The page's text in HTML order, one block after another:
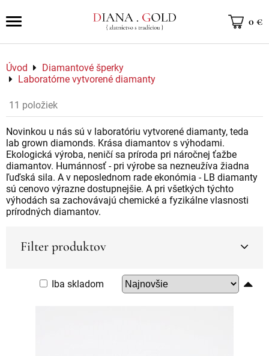
0 €
Úvod
Diamantové šperky
Laboratórne vytvorené diamanty
11 položiek
Novinkou u nás sú v laboratóriu vytvorené diamanty, teda
lab grown diamonds. Krása diamantov s výhodami.
Ekologická výroba, neničí sa príroda pri náročnej ťažbe
diamantov. Humánnosť - pri výrobe sa nezneužíva žiadna
ľuďská sila. A v neposlednom rade ekonómia - LB diamanty
sú cenovo výrazne dostupnejšie. A pri všetkých týchto
výhodách sa zachovávajú chemické a fyzikálne vlasnosti
prírodných diamantov.
Filter produktov
Iba skladom